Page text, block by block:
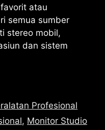
atau
semua sumber
stereo mobil,
dan sistem
Profesional
, Monitor Studio